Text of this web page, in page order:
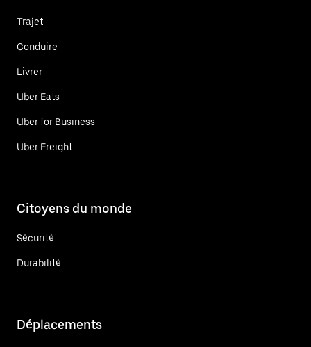
Trajet
Conduire
Livrer
Uber Eats
Uber for Business
Uber Freight
Citoyens du monde
Sécurité
Durabilité
Déplacements